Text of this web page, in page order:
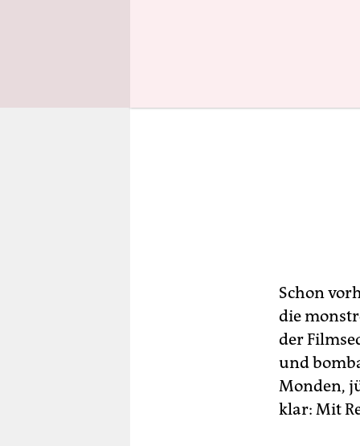
Schon
die
der
und
Monden,
klar: Mit